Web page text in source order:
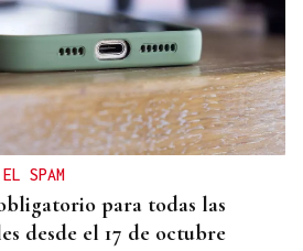
EL SPAM
para todas las
desde el 17 de octubre